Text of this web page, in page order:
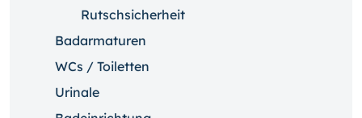
Rutschsicherheit
Badarmaturen
WCs / Toiletten
Urinale